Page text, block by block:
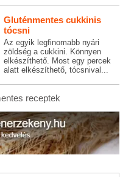
Gluténmentes cukkinis
tócsni
Az egyik legfinomabb nyári
zöldség a cukkini. Könnyen
elkészíthető. Most egy percek
alatt elkészíthető, tócsnival...
receptek